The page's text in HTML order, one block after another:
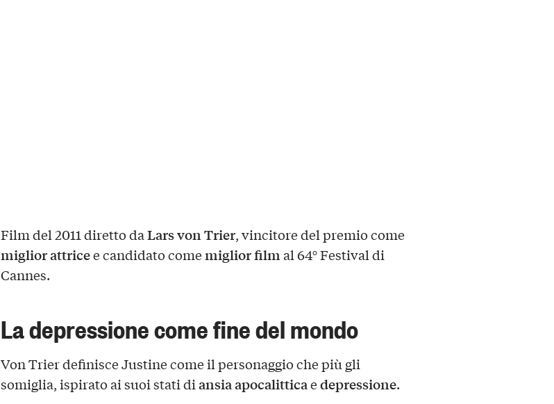
Film del 2011 diretto daLars von Trier, vincitore del premio come
miglior attricee candidato comemiglior film al 64° Festival di
Cannes.
La depressione come fine del mondo
Von Trier definisce Justine come il personaggio che più gli
somiglia, ispirato ai suoi stati diansia apocalitticaedepressione.